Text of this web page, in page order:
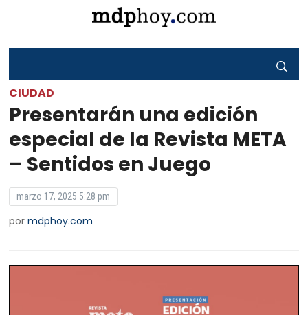
CIUDAD
Presentarán una edición
especial de la Revista META
– Sentidos en Juego
marzo 17, 2025 5:28 pm
pormdphoy.com